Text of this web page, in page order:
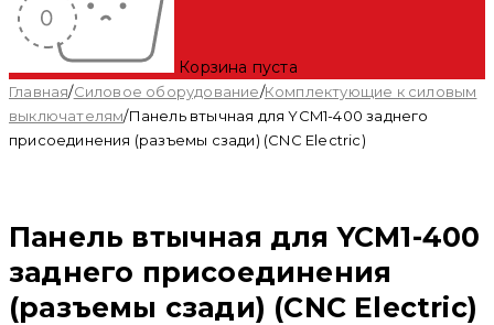
Корзина пуста
Главная/Силовое оборудование/Комплектующие к силовым
выключателям/Панель втычная для YCM1-400 заднего
присоединения (разъемы сзади) (CNC Electric)
Панель втычная для YCM1-400
заднего присоединения
(разъемы сзади) (CNC Electric)